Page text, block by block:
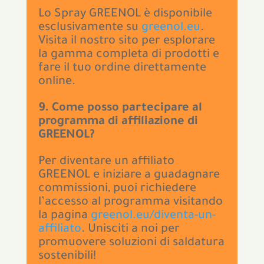
Lo Spray GREENOL è disponibile
esclusivamente su greenol.eu.
Visita il nostro sito per esplorare
la gamma completa di prodotti e
fare il tuo ordine direttamente
online.
9. Come posso partecipare al
programma di affiliazione di
GREENOL?
Per diventare un affiliato
GREENOL e iniziare a guadagnare
commissioni, puoi richiedere
l’accesso al programma visitando
la pagina greenol.eu/diventa-un-
affiliato. Unisciti a noi per
promuovere soluzioni di saldatura
sostenibili!